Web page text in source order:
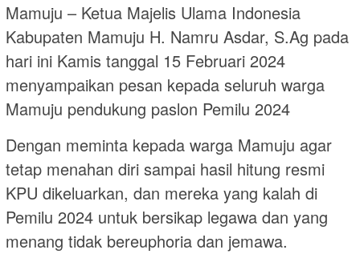
Mamuju – Ketua Majelis Ulama Indonesia
Kabupaten Mamuju H. Namru Asdar, S.Ag pada
hari ini Kamis tanggal 15 Februari 2024
menyampaikan pesan kepada seluruh warga
Mamuju pendukung paslon Pemilu 2024
Dengan meminta kepada warga Mamuju agar
tetap menahan diri sampai hasil hitung resmi
KPU dikeluarkan, dan mereka yang kalah di
Pemilu 2024 untuk bersikap legawa dan yang
menang tidak bereuphoria dan jemawa.